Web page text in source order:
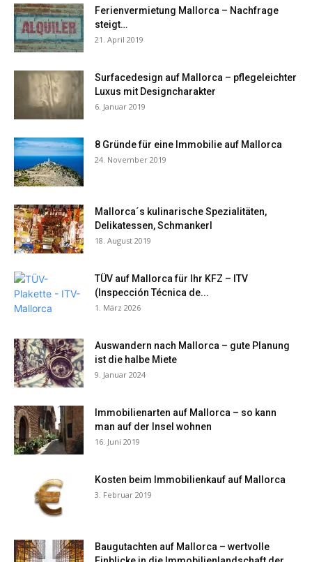
Ferienvermietung Mallorca – Nachfrage
steigt…
21. April 2019
Surfacedesign auf Mallorca – pflegeleichter
Luxus mit Designcharakter
6. Januar 2019
8 Gründe für eine Immobilie auf Mallorca
24. November 2019
Mallorca´s kulinarische Spezialitäten,
Delikatessen, Schmankerl
18. August 2019
TÜV auf Mallorca für Ihr KFZ – ITV
(Inspección Técnica de...
1. März 2026
Auswandern nach Mallorca – gute Planung
ist die halbe Miete
9. Januar 2024
Immobilienarten auf Mallorca – so kann
man auf der Insel wohnen
16. Juni 2019
Kosten beim Immobilienkauf auf Mallorca
3. Februar 2019
Baugutachten auf Mallorca – wertvolle